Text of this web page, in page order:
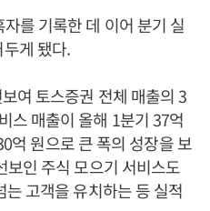
를 기록한 데 이어 분기 실
게 됐다.
여 토스증권 전체 매출의 3
스 매출이 올해 1분기 37억
억 원으로 큰 폭의 성장을 보
보인 주식 모으기 서비스도
고객을 유치하는 등 실적